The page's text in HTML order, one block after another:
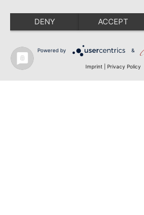
DENY ACCEPT
Powered by &
Imprint Privacy Policy